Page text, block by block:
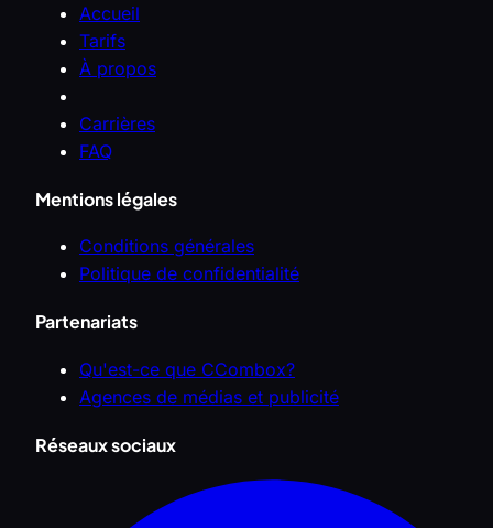
Accueil
Tarifs
À propos
Carrières
FAQ
Mentions légales
Conditions générales
Politique de confidentialité
Partenariats
Qu'est-ce que CCombox?
Agences de médias et publicité
Réseaux sociaux